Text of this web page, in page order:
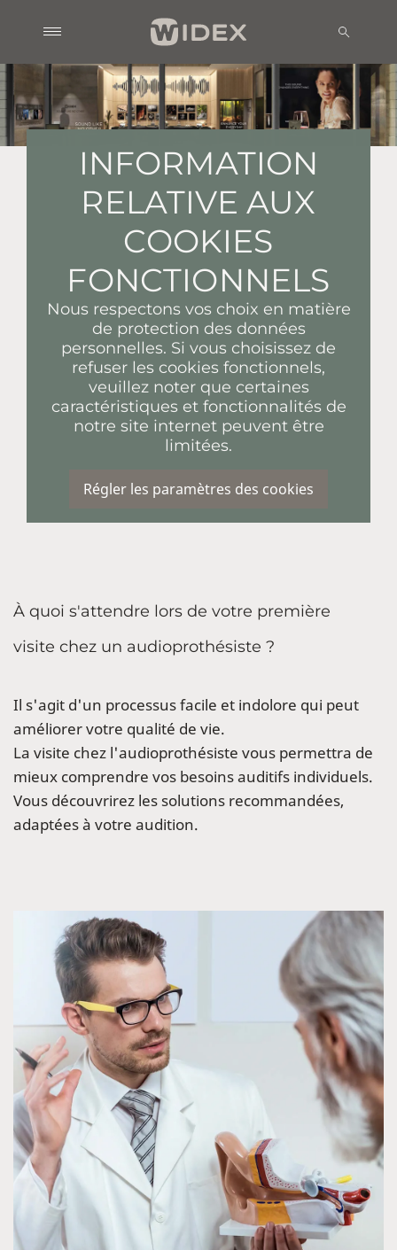
INFORMATION
RELATIVE AUX
COOKIES
FONCTIONNELS
Nous respectons vos choix en matière
de protection des données
personnelles. Si vous choisissez de
refuser les cookies fonctionnels,
veuillez noter que certaines
caractéristiques et fonctionnalités de
notre site internet peuvent être
limitées.
Régler les paramètres des cookies
À quoi s'attendre lors de votre première
visite chez un audioprothésiste ?
Il s'agit d'un processus facile et indolore qui peut
améliorer votre qualité de vie.
La visite chez l'audioprothésiste vous permettra de
mieux comprendre vos besoins auditifs individuels.
Vous découvrirez les solutions recommandées,
adaptées à votre audition.